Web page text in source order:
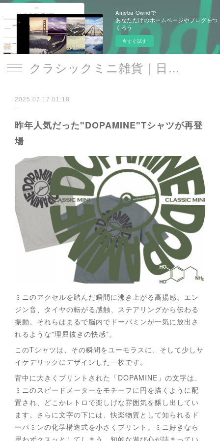
Ameba Owndで
あなただけのホームページやブログをつ
くろう
今すぐ試す
クラシックミニ雑貨｜日遊品 トミー1号2号
2025.07.17 01:18
昨年人気だった"DOPAMINE"Tシャツが再登
場
ミニのアクセルを踏んだ瞬間に沸き上がる高揚感。エン
ジン音、タイヤの転がる感触、ステアリングから伝わる
振動。それらはまるで脳内でドーパミンが一気に放出さ
れるような"理屈抜きの快感"。
このTシャツは、その瞬間をユーモラスに、そして少しサ
イケデリックにデザインした一枚です。
背中に大きくプリントされた「DOPAMINE」の文字は、
ミニのスピードメーターをモチーフに円を描くように配
置され、どこかレトロで楽しげな雰囲気を醸し出してい
ます。さらに文字の下には、快楽物質として知られるド
ーパミンの化学構造式を小さくプリント。ミニ好きなら
思わずクスッとしてしまう、知的な遊び心が詰まってい